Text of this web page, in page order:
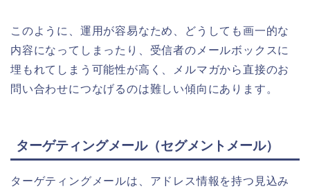
このように、運用が容易なため、どうしても画一的な
内容になってしまったり、受信者のメールボックスに
埋もれてしまう可能性が高く、メルマガから直接のお
問い合わせにつなげるのは難しい傾向にあります。
ターゲティングメール（セグメントメール）
ターゲティングメールは、 アドレス情報を持つ見込み